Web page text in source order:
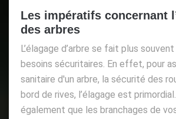
Les impératifs concernant
des arbres
L’élagage d’arbre se fait plus
besoins sécuritaires. En effet, pour
sanitaire d'un arbre, la sécurité des
bord de rives, l’élagage est
également que les branchages de